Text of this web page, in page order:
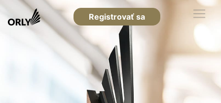
Registrovať sa